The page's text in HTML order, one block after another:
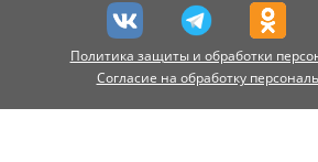
Политика защиты и обработки
Согласие на обработку